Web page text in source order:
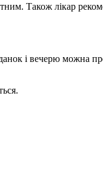
Також лікар
і вечерю можна